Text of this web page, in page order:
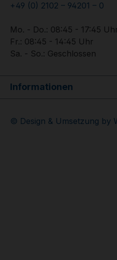
+49 (0) 2102 – 94201 – 0
Mo. - Do.: 08:45 - 17:45
Fr.: 08:45 - 14:45 Uhr
Sa. - So.: Geschlossen
Informationen
© Design & Umsetzung by